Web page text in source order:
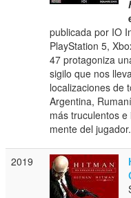
publicada por IO
PlayStation 5,
47 protagoniza
sigilo que nos
localizaciones de
Argentina,
más truculentos
mente del jugador.
2019